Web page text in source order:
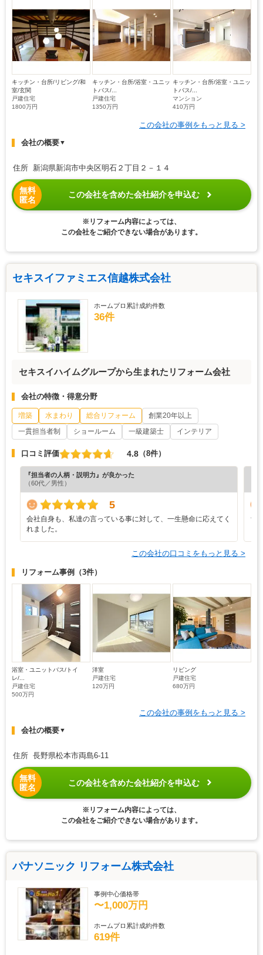
キッチン・台所/リビング/和
室/玄関
戸建住宅
1800万円
キッチン・台所/浴室・ユニッ
トバス/...
戸建住宅
1350万円
キッチン・台所/浴室・ユニッ
トバス/...
マンション
410万円
この会社の事例をもっと見る >
会社の概要▼
住所 新潟県新潟市中央区明石２丁目２－１４
無料
匿名
この会社を含めた会社紹介を申込む
※リフォーム内容によっては、
この会社をご紹介できない場合があります。
セキスイファミエス信越株式会社
ホームプロ累計成約件数
36件
セキスイハイムグループから生まれたリフォーム会社
会社の特徴・得意分野
増築 水まわり 総合リフォーム
創業20年以上
一貫担当者制
ショールーム 一級建築士 インテリア
口コミ評価 4.8 （8件）
『担当者の人柄・説明力』が良かった
（60代／男性）
5
会社自身も、私達の言っている事に対して、一生懸命に応えてく
れました。
ち
この会社の口コミをもっと見る >
リフォーム事例 （3件）
浴室・ユニットバス/トイ
レ/...
戸建住宅
500万円
洋室
戸建住宅
120万円
リビング
戸建住宅
680万円
この会社の事例をもっと見る >
会社の概要▼
住所 長野県松本市両島6-11
無料
匿名
この会社を含めた会社紹介を申込む
※リフォーム内容によっては、
この会社をご紹介できない場合があります。
パナソニック リフォーム株式会社
事例中心価格帯
〜1,000万円
ホームプロ累計成約件数
619件